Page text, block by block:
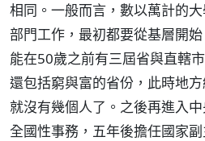
相同。一般而言，數以萬計的
部門工作，最初都要從基層開
能在50歲之前有三屆省與直轄
還包括窮與富的省份，此時地
就沒有幾個人了。之後再進入
全國性事務，五年後擔任國家